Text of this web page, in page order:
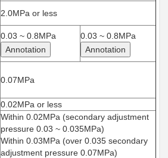
2.0MPa or less
0.03 ~ 0.8MPa
Annotation
0.03 ~ 0.8MPa
Annotation
0.07MPa
0.02MPa or less
Within 0.02MPa (secondary adjustment
pressure 0.03 ~ 0.035MPa)
Within 0.03MPa (over 0.035 secondary
adjustment pressure 0.07MPa)